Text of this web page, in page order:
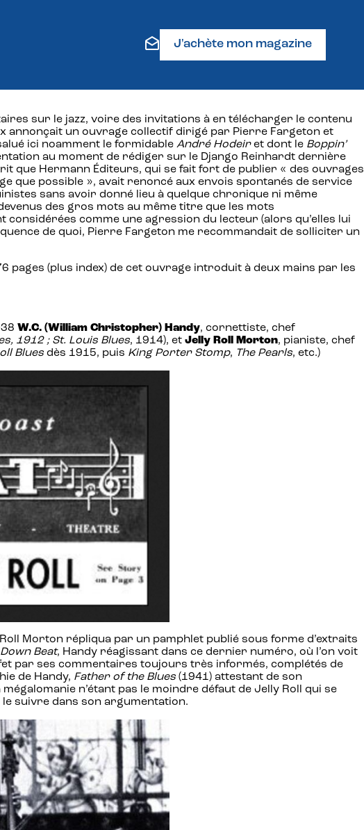
J'achète mon magazine
sur le jazz, voire des invitations à en télécharger le contenu
annonçait un ouvrage collectif dirigé par Pierre Fargeton et
ici noamment le formidable André Hodeiret dont le Boppin’
au moment de rédiger sur le Django Reinhardt dernière
que Hermann Éditeurs, qui se fait fort de publier « des ouvrages
que possible », avait renoncé aux envois spontanés de service
sans avoir donné lieu à quelque chronique ni même
des gros mots au même titre que les mots
comme une agression du lecteur (alors qu’elles lui
de quoi, Pierre Fargeton me recommandait de solliciter un
pages (plus index) de cet ouvrage introduit à deux mains par les
W.C. (William Christopher) Handy, cornettiste, chef
1912 ; St. Louis Blues, 1914), et Jelly Roll Morton, pianiste, chef
Blues dès 1915, puis King Porter Stomp, The Pearls, etc.)
Morton répliqua par un pamphlet publié sous forme d’extraits
Down Beat, Handy réagissant dans ce dernier numéro, où l’on voit
par ses commentaires toujours très informés, complétés de
de Handy, Father of the Blues (1941) attestant de son
n’étant pas le moindre défaut de Jelly Roll qui se
le suivre dans son argumentation.